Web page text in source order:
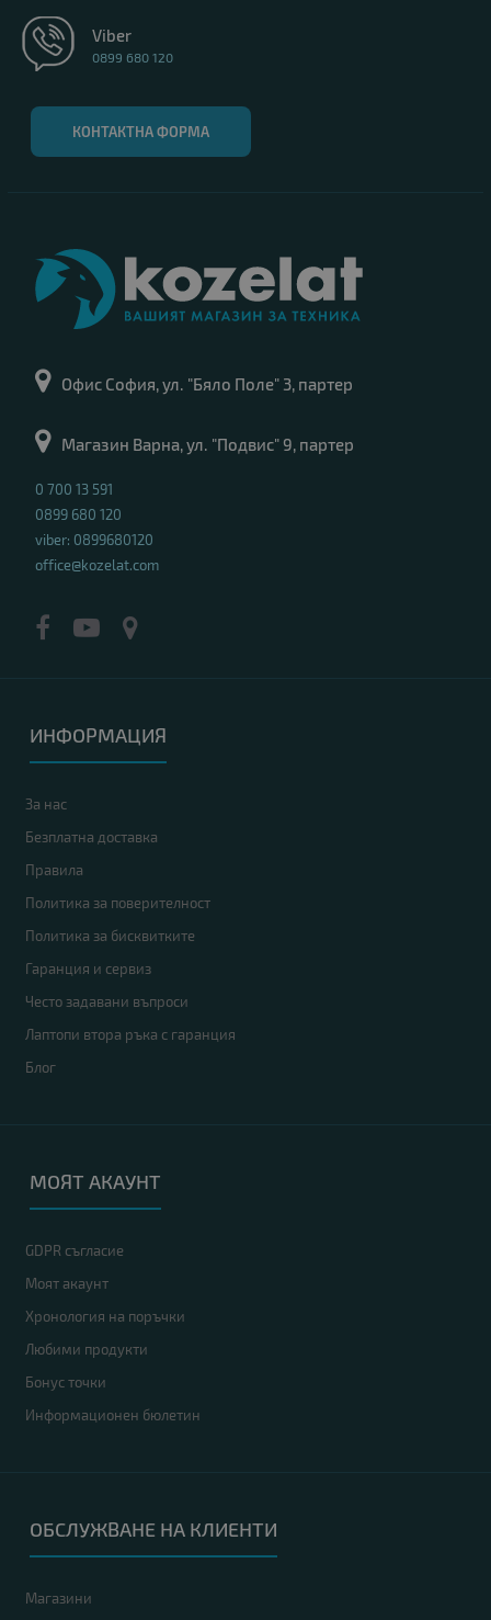
Viber
0899 680 120
КОНТАКТНА ФОРМА
Офис София, ул. "Бяло Поле" 3, партер
Магазин Варна, ул. "Подвис" 9, партер
0 700 13 591
0899 680 120
viber: 0899680120
office@kozelat.com
ИНФОРМАЦИЯ
За нас
Безплатна доставка
Правила
Политика за поверителност
Политика за бисквитките
Гаранция и сервиз
Често задавани въпроси
Лаптопи втора ръка с гаранция
Блог
МОЯТ АКАУНТ
GDPR съгласие
Моят акаунт
Хронология на поръчки
Любими продукти
Бонус точки
Информационен бюлетин
ОБСЛУЖВАНЕ НА КЛИЕНТИ
Магазини